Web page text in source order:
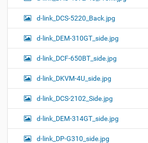
d-link_DCS-5220_Back.jpg
d-link_DEM-310GT_side.jpg
d-link_DCF-650BT_side.jpg
d-link_DKVM-4U_side.jpg
d-link_DCS-2102_Side.jpg
d-link_DEM-314GT_side.jpg
d-link_DP-G310_side.jpg